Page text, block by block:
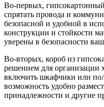
Во-первых,
спрятать провода и
безопасной и удобной в
конструкции и стойкости
уверены в безопасности
Во-вторых, короб из
решением для организации
включить шкафчики или
возможность удобно
принадлежности и другие